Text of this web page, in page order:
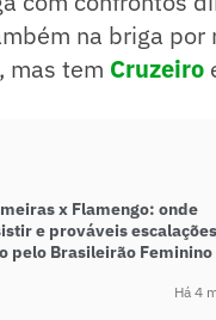
na briga por
mas tem Cruzeiro
x Flamengo: onde
e prováveis
pelo Brasileirão Feminino
Há 4